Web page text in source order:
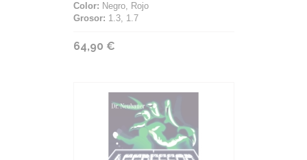
Color: Negro, Rojo
Grosor: 1.3, 1.7
64,90 €